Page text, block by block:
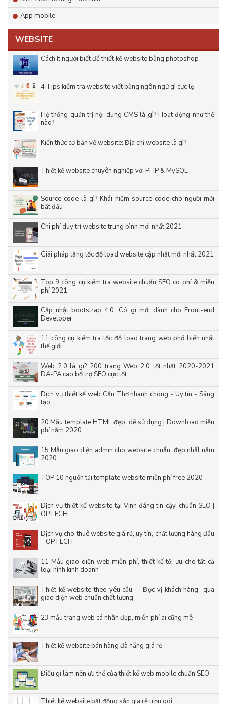
App mobile
WEBSITE
Cách ít người biết để thiết kế website bằng photoshop
4 Tips kiểm tra website viết bằng ngôn ngữ gì cực lẹ
Hệ thống quản trị nội dung CMS là gì? Hoạt động như thế
nào?
Kiến thức cơ bản về website: Địa chỉ website là gì?
Thiết kế website chuyên nghiệp với PHP & MySQL
Source code là gì? Khái niệm source code cho người mới
bắt đầu
Chi phí duy trì website trung bình mới nhất 2021
Giải pháp tăng tốc độ load website cập nhật mới nhất 2021
Top 9 công cụ kiểm tra website chuẩn SEO có phí & miễn
phí 2021
Cập nhật bootstrap 4.0: Có gì mới dành cho Front-end
Developer
11 công cụ kiểm tra tốc độ load trang web phổ biến nhất
thế giới
Web 2.0 là gì? 200 trang Web 2.0 tốt nhất 2020-2021
DA-PA cao bổ trợ SEO cực tốt
Dịch vụ thiết kế web Cần Thơ nhanh chóng - Uy tín - Sáng
tạo
20 Mẫu template HTML đẹp, dễ sử dụng | Download miễn
phí năm 2020
15 Mẫu giao diện admin cho website chuẩn, đẹp nhất năm
2020
TOP 10 nguồn tải template website miễn phí free 2020
Dịch vụ thiết kế website tại Vinh đáng tin cậy, chuẩn SEO |
OPTECH
Dịch vụ cho thuê website giá rẻ, uy tín, chất lượng hàng đầu
– OPTECH
11 Mẫu giao diện web miễn phí, thiết kế tối ưu cho tất cả
loại hình kinh doanh
Thiết kế website theo yêu cầu – “Đọc vị khách hàng” qua
giao diện web chuẩn chất lượng
23 mẫu trang web cá nhân đẹp, miễn phí ai cũng mê
Thiết kế website bán hàng đà nẵng giá rẻ
Điều gì làm nên ưu thế của thiết kế web mobile chuẩn SEO
Thiết kế website bất động sản giá rẻ trọn gói